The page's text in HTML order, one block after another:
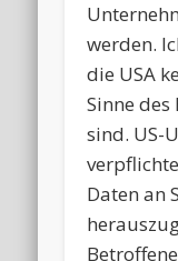
werden.
die USA
Sinne des
sind. US-
Daten an